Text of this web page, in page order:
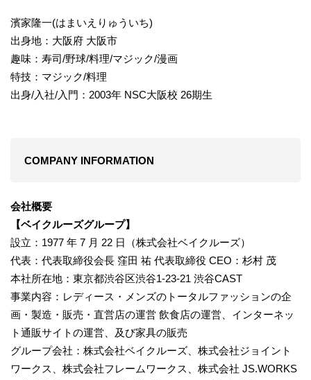
濱家隆一(はまいえりゅういち)
出身地：大阪府 大阪市
趣味：寿司/野球/料理/マジック/漫画
特技：マジック/料理
出身/入社/入門：2003年 NSC大阪校 26期生
COMPANY INFORMATION
会社概要
【ベイクルーズグループ】
設立：1977 年 7 月 22 日（株式会社ベイクルーズ）
代表：代表取締役会長 窪田 祐 代表取締役 CEO：杉村 茂
本社所在地：東京都渋谷区渋谷1-23-21 渋谷CAST
事業内容：レディース・メンズのトータルファッションの企
画・製造・販売・直営店の運営 飲食店の運営、インターネッ
ト通販サイトの運営、及び家具の販売
グループ会社：株式会社ベイクルーズ、株式会社ジョイント
ワークス、株式会社フレームワークス、株式会社 JS.WORKS